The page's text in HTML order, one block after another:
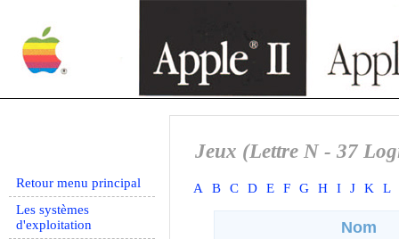
Retour menu principal
Les systèmes
d'exploitation
Jeux (Lettre N - 37
A B C D E F G H I J K L
Nom